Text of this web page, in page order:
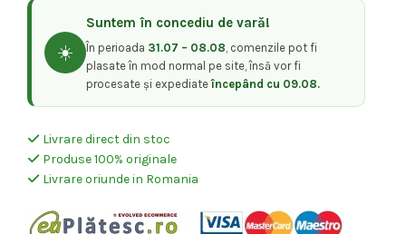
1.000,00 lei.
☀️
Suntem în concediu de vară!
În perioada 31.07 – 08.08, comenzile pot fi
plasate în mod normal pe site, însă vor fi
procesate și expediateîncepând cu 09.08.
Livrare direct din stoc
Produse 100% originale
Livrare oriunde in Romania